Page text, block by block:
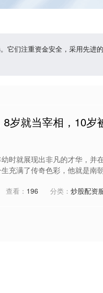
们注重资金安全，采用先进
岁就当宰相，10岁
时就展现出非凡的才华，并
充满了传奇色彩，他就是南
查看： 196 分类： 炒股配资